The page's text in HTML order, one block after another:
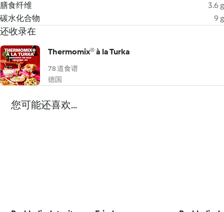
膳食纤维
3.6 g
碳水化合物
9 g
还收录在
Thermomix® à la Turka
78 道食谱
德国
您可能还喜欢...